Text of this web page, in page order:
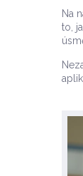
Na
to,